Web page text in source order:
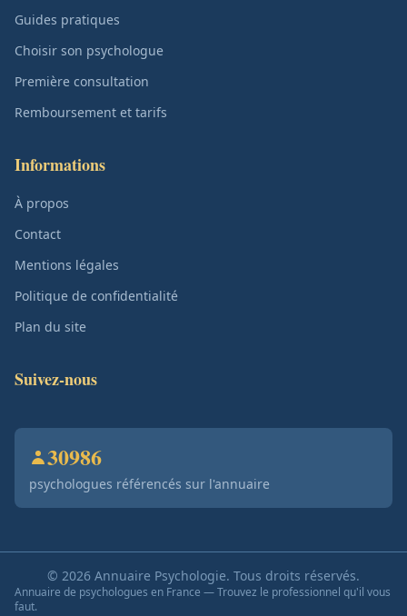
Guides pratiques
Choisir son psychologue
Première consultation
Remboursement et tarifs
Informations
À propos
Contact
Mentions légales
Politique de confidentialité
Plan du site
Suivez-nous
30986
psychologues référencés sur l'annuaire
© 2026 Annuaire Psychologie. Tous droits réservés.
Annuaire de psychologues en France — Trouvez le professionnel qu'il vous
faut.